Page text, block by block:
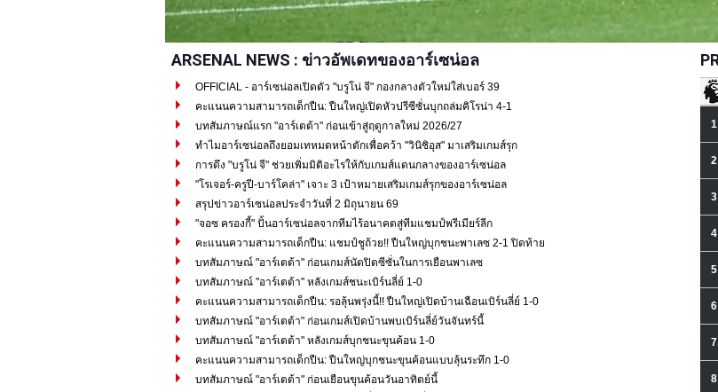
ARSENAL NEWS : ข่าวอัพเดทของอาร์เซน่อล
OFFICIAL - อาร์เซน่อลเปิดตัว "บรูโน่ จี" กองกลางตัวใหม่ใส่เบอร์ 39
คะแนนความสามารถเด็กปืน: ปืนใหญ่เปิดหัวปรีซีซั่นบุกถล่มคิโรน่า 4-1
บทสัมภาษณ์แรก "อาร์เตต้า" ก่อนเข้าสู่ฤดูกาลใหม่ 2026/27
ทำไมอาร์เซน่อลถึงยอมเทหมดหน้าตักเพื่อคว้า "วินิซิอุส" มาเสริมเกมส์รุก
การดึง "บรูโน่ จี" ช่วยเพิ่มมิติอะไรให้กับเกมส์แดนกลางของอาร์เซน่อล
"โรเจอร์-ครูปี-บาร์โคล่า" เจาะ 3 เป้าหมายเสริมเกมส์รุกของอาร์เซน่อล
สรุปข่าวอาร์เซน่อลประจำวันที่ 2 มิถุนายน 69
"จอซ ครองกี้" ปั้นอาร์เซน่อลจากทีมไร้อนาคตสู่ทีมแชมป์พรีเมียร์ลีก
คะแนนความสามารถเด็กปืน: แชมป์ชูถ้วย!! ปืนใหญ่บุกชนะพาเลซ 2-1 ปิดท้าย
บทสัมภาษณ์ "อาร์เตต้า" ก่อนเกมส์นัดปิดซีซั่นในการเยือนพาเลซ
บทสัมภาษณ์ "อาร์เตต้า" หลังเกมส์ชนะเบิร์นลี่ย์ 1-0
คะแนนความสามารถเด็กปืน: รอลุ้นพรุ่งนี้!! ปืนใหญ่เปิดบ้านเฉือนเบิร์นลี่ย์ 1-0
บทสัมภาษณ์ "อาร์เตต้า" ก่อนเกมส์เปิดบ้านพบเบิร์นลี่ย์วันจันทร์นี้
บทสัมภาษณ์ "อาร์เตต้า" หลังเกมส์บุกชนะขุนค้อน 1-0
คะแนนความสามารถเด็กปืน: ปืนใหญ่บุกชนะขุนค้อนแบบลุ้นระทึก 1-0
บทสัมภาษณ์ "อาร์เตต้า" ก่อนเยือนขุนค้อนวันอาทิตย์นี้